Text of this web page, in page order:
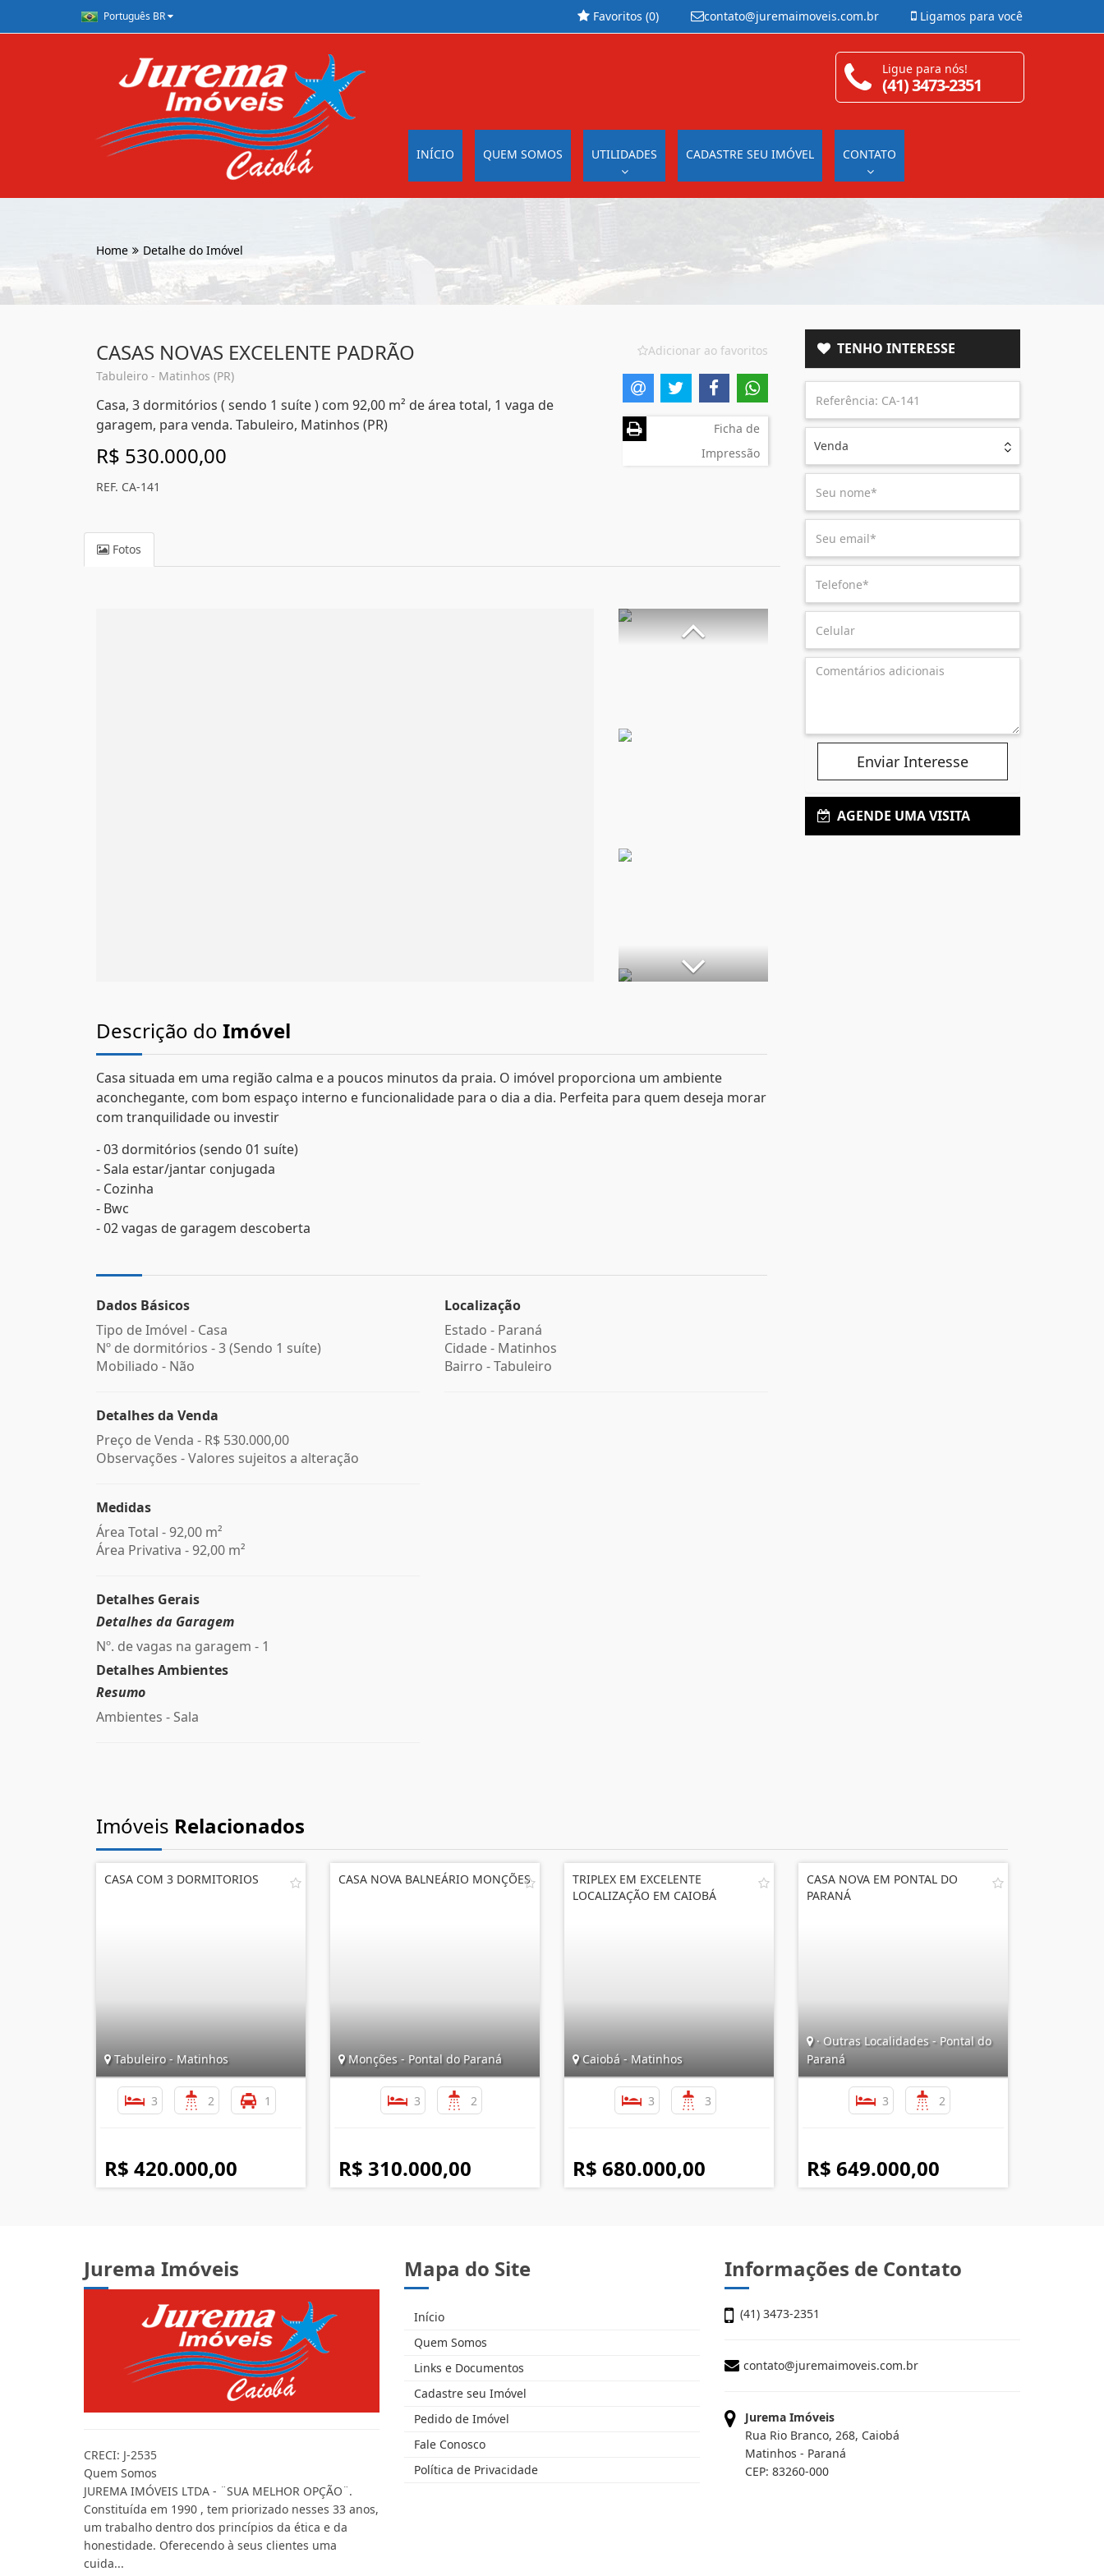
Português BR Ligamos para você
contato@juremaimoveis.com.br
Favoritos (0)
INÍCIO QUEM SOMOS UTILIDADES CADASTRE SEU IMÓVEL CONTATO
Ligue para nós!
(41) 3473-2351
Home Detalhe do Imóvel
CASAS NOVAS EXCELENTE PADRÃO
Tabuleiro - Matinhos (PR)
Casa, 3 dormitórios ( sendo 1 suíte ) com 92,00 m² de área total, 1 vaga de
garagem, para venda. Tabuleiro, Matinhos (PR)
R$ 530.000,00
REF. CA-141
Adicionar ao favoritos
Ficha de
Impressão
Fotos
Descrição do Imóvel
Casa situada em uma região calma e a poucos minutos da praia. O imóvel proporciona um ambiente
aconchegante, com bom espaço interno e funcionalidade para o dia a dia. Perfeita para quem deseja morar
com tranquilidade ou investir
- 03 dormitórios (sendo 01 suíte)
- Sala estar/jantar conjugada
- Cozinha
- Bwc
- 02 vagas de garagem descoberta
Dados Básicos
Tipo de Imóvel - Casa
Nº de dormitórios - 3 (Sendo 1 suíte)
Mobiliado - Não
Detalhes da Venda
Preço de Venda - R$ 530.000,00
Observações - Valores sujeitos a alteração
Medidas
Área Total - 92,00 m²
Área Privativa - 92,00 m²
Detalhes Gerais
Detalhes da Garagem
Nº. de vagas na garagem - 1
Detalhes Ambientes
Resumo
Ambientes - Sala
Localização
Estado - Paraná
Cidade - Matinhos
Bairro -Tabuleiro
TENHO INTERESSE
Venda
Enviar Interesse
AGENDE UMA VISITA
Imóveis Relacionados
CASA COM 3 DORMITORIOS
Tabuleiro - Matinhos
3 2 1
R$ 420.000,00
CASA NOVA BALNEÁRIO MONÇÕES
Monções - Pontal do Paraná
3 2
R$ 310.000,00
TRIPLEX EM EXCELENTE
LOCALIZAÇÃO EM CAIOBÁ
Caiobá - Matinhos
3 3
R$ 680.000,00
CASA NOVA EM PONTAL DO
PARANÁ
· Outras Localidades - Pontal do
Paraná
3 2
R$ 649.000,00
Jurema Imóveis
CRECI: J-2535
Quem Somos
JUREMA IMÓVEIS LTDA - ¨SUA MELHOR OPÇÃO¨.
Constituída em 1990 , tem priorizado nesses 33 anos,
um trabalho dentro dos princípios da ética e da
honestidade. Oferecendo à seus clientes uma
cuida...
Mapa do Site
Início
Quem Somos
Links e Documentos
Cadastre seu Imóvel
Pedido de Imóvel
Fale Conosco
Política de Privacidade
Informações de Contato
(41) 3473-2351
contato@juremaimoveis.com.br
Jurema Imóveis
Rua Rio Branco, 268, Caiobá
Matinhos - Paraná
CEP: 83260-000